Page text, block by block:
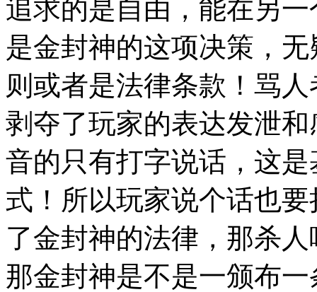
追求的是自由，能在另
是金封神的这项决策，
则或者是法律条款！骂
剥夺了玩家的表达发泄
音的只有打字说话，这
式！所以玩家说个话也
了金封神的法律，那杀
那金封神是不是一颁布